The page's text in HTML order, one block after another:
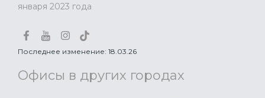
января 2023 года
Последнее изменение: 18.03.26
Офисы в других городах